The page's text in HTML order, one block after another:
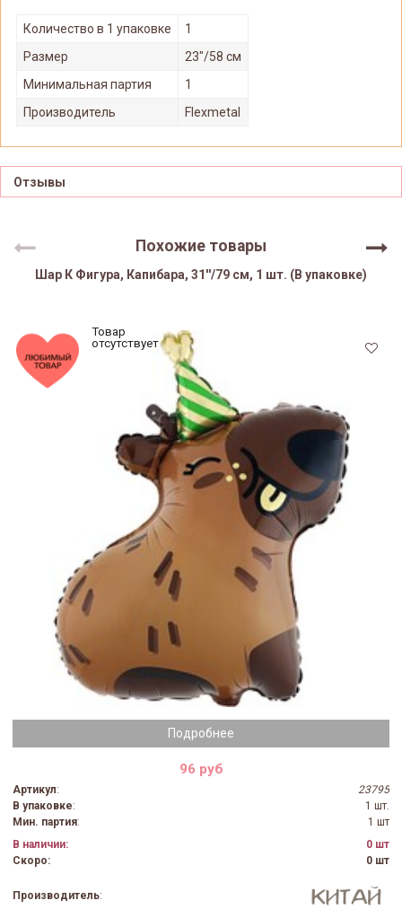
Количество в 1 упаковке
1
Размер
23"/58 см
Минимальная партия
1
Производитель
Flexmetal
Отзывы
Похожие товары
Шар К Фигура, Капибара, 31''/79 см, 1 шт. (В упаковке)
Подробнее
Товар
отсутствует
96 руб
Артикул:
23795
В упаковке:
1 шт.
Мин. партия:
1 шт
В наличии:
0 шт
Скоро:
0 шт
Производитель: